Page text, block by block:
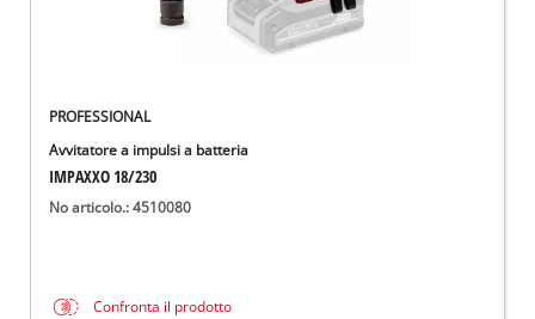
PROFESSIONAL
Avvitatore a impulsi a batteria
IMPAXXO 18/230
No articolo.: 4510080
Confronta il prodotto